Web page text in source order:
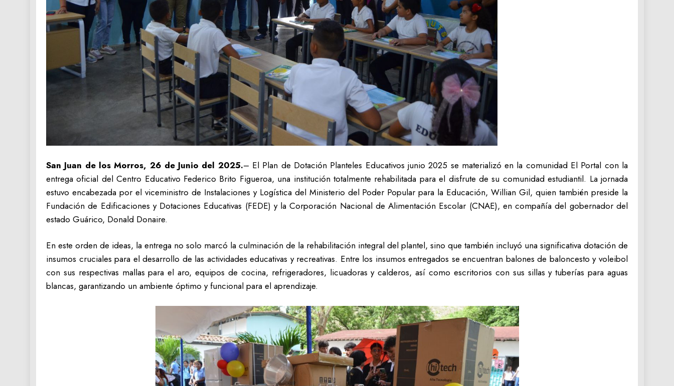
San Juan de los Morros, 26 de Junio del 2025.– El Plan de Dotación Planteles Educativos junio 2025 se materializó en la comunidad El Portal con la
entrega oficial del Centro Educativo Federico Brito Figueroa, una institución totalmente rehabilitada para el disfrute de su comunidad estudiantil. La jornada
estuvo encabezada por el viceministro de Instalaciones y Logística del Ministerio del Poder Popular para la Educación, Willian Gil, quien también preside la
Fundación de Edificaciones y Dotaciones Educativas (FEDE) y la Corporación Nacional de Alimentación Escolar (CNAE), en compañía del gobernador del
estado Guárico, Donald Donaire.
‎En este orden de ideas, la entrega no solo marcó la culminación de la rehabilitación integral del plantel, sino que también incluyó una significativa dotación de
insumos cruciales para el desarrollo de las actividades educativas y recreativas. Entre los insumos entregados se encuentran balones de baloncesto y voleibol
con sus respectivas mallas para el aro, equipos de cocina, refrigeradores, licuadoras y calderos, así como escritorios con sus sillas y tuberías para aguas
blancas, garantizando un ambiente óptimo y funcional para el aprendizaje.